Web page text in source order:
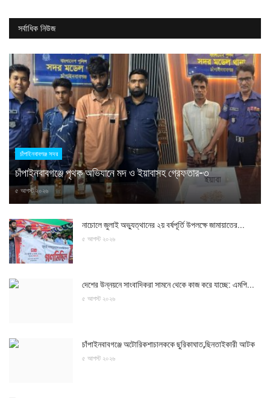
সর্বাধিক নিউজ
চাঁপাইনবাবগঞ্জ সদর
চাঁপাইনবাবগঞ্জে পৃথক অভিযানে মদ ও ইয়াবাসহ গ্রেফতার-৩
৫ আগস্ট ২০২৬
নাচোলে জুলাই অভ্যুত্থানের ২য় বর্ষপূর্তি উপলক্ষে জামায়াতের...
৫ আগস্ট ২০২৬
দেশের উন্নয়নে সাংবাদিকরা সামনে থেকে কাজ করে যাচ্ছে: এমপি...
৫ আগস্ট ২০২৬
চাঁপাইনবাবগঞ্জে অটোরিকশাচালককে ছুরিকাঘাত,ছিনতাইকারী আটক
৫ আগস্ট ২০২৬